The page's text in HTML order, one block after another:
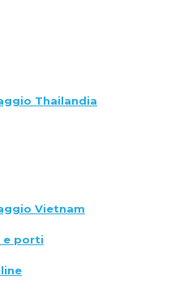
Thailandia
Vietnam
e porti